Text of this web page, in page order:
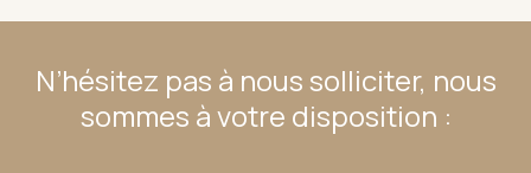
N’hésitez pas à nous solliciter, nous
sommes à votre disposition :